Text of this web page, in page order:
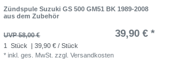
Zündspule Suzuki GS 500 GM51 BK 1989-2008
aus dem Zubehör
UVP 58,00 € 39,90 € *
1 Stück
| 39,90 € / Stück
*inkl. ges. MwSt. zzgl.Versandkosten